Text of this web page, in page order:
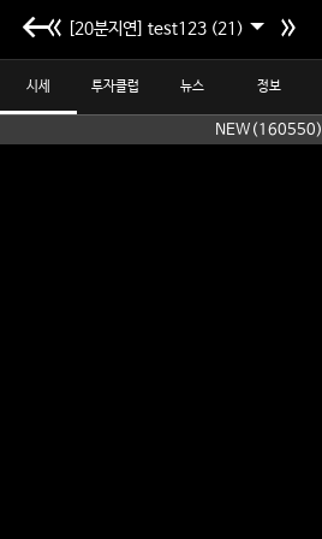
[20분지연] test123 (21)
시세 투자클럽 뉴스 정보
NEW(160550)